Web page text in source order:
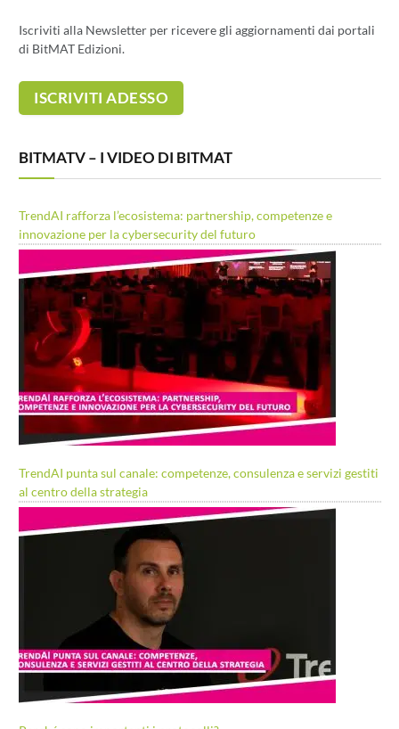
Iscriviti alla Newsletter per ricevere gli aggiornamenti dai portali
di BitMAT Edizioni.
BITMATV – I VIDEO DI BITMAT
TrendAI rafforza l’ecosistema: partnership, competenze e
innovazione per la cybersecurity del futuro
TrendAI punta sul canale: competenze, consulenza e servizi gestiti
al centro della strategia